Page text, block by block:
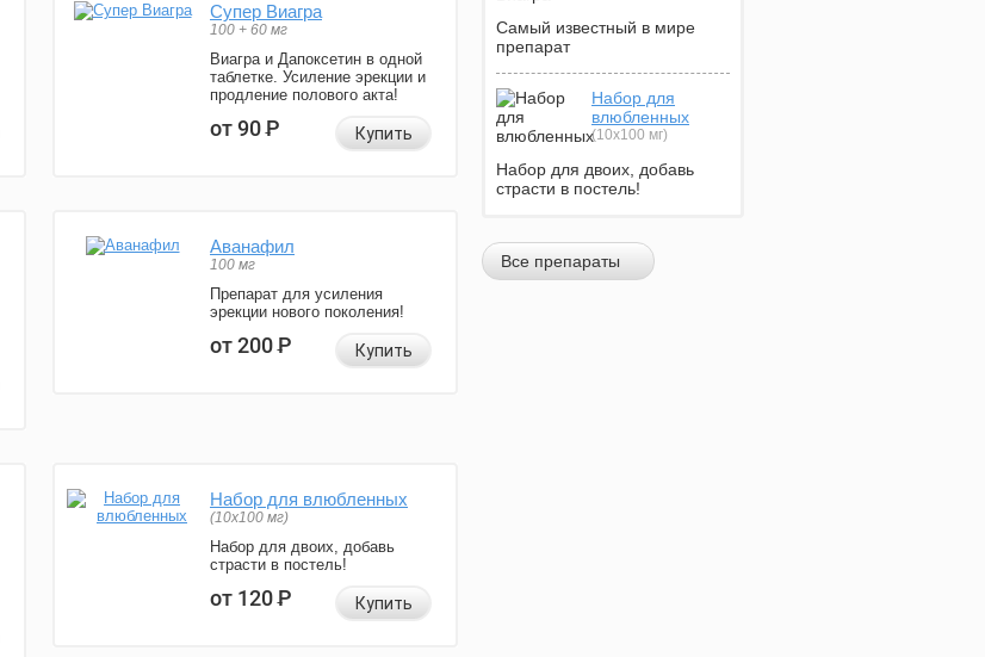
Супер Виагра
100 + 60 мг
Виагра и Дапоксетин в одной
таблетке. Усиление эрекции и
продление полового акта!
от 90Р Купить
Аванафил
100 мг
Препарат для усиления
эрекции нового поколения!
от 200Р Купить
Набор для влюбленных
(10х100 мг)
Набор для двоих, добавь
страсти в постель!
от 120Р Купить
Самый известный в мире
препарат
Набор для
влюбленных
(10х100 мг)
Набор для двоих, добавь
страсти в постель!
Все препараты